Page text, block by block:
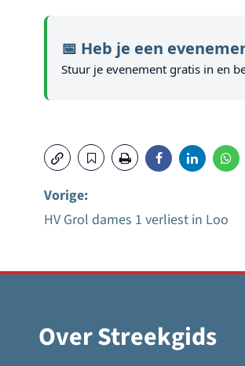
📅 Heb je een
Stuur je evenement gratis in en
navigatie
Vorige:
HV Grol dames 1 verliest in Loo
Over Streekgids